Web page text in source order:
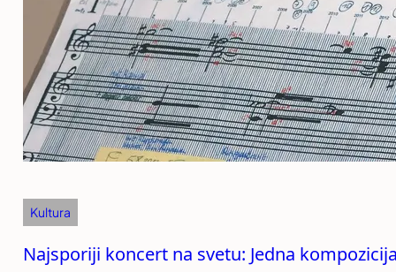
Kultura
Najsporiji koncert na svetu: Jedna